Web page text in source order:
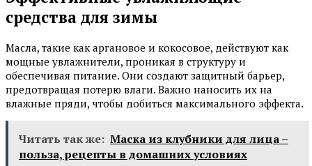
средства для зимы
Масла, такие как аргановое и кокосовое, действуют как
мощные увлажнители, проникая в структуру и
обеспечивая питание. Они создают защитный барьер,
предотвращая потерю влаги. Важно наносить их на
влажные пряди, чтобы добиться максимального эффекта.
Читать так же: Маска из клубники для лица –
польза, рецепты в домашних условиях